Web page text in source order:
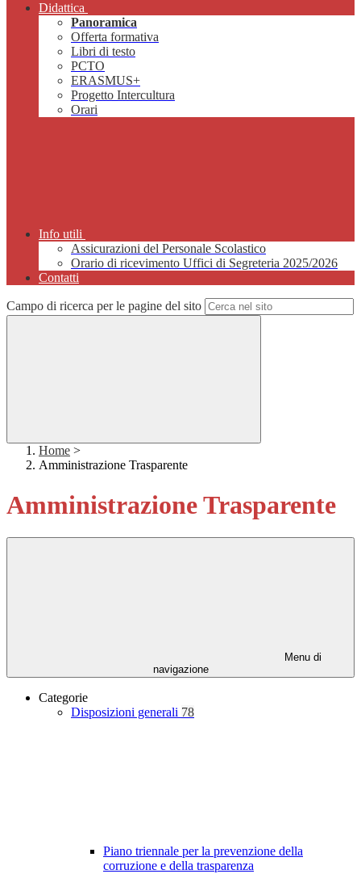
Didattica
Panoramica
Offerta formativa
Libri di testo
PCTO
ERASMUS+
Progetto Intercultura
Orari
Info utili
Assicurazioni del Personale Scolastico
Orario di ricevimento Uffici di Segreteria 2025/2026
Contatti
Campo di ricerca per le pagine del sito
Home >
Amministrazione Trasparente
Amministrazione Trasparente
Menu di
navigazione
Categorie
Disposizioni generali 78
Piano triennale per la prevenzione della
corruzione e della trasparenza